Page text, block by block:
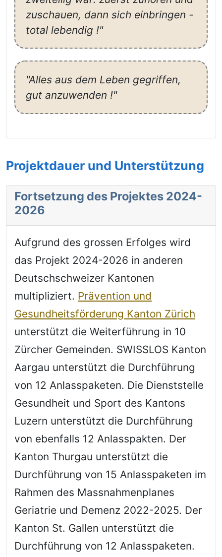
zuschauen, dann sich einbringen -
total lebendig !"
"Alles aus dem Leben gegriffen,
gut anzuwenden !"
Projektdauer und Unterstützung
Fortsetzung des Projektes 2024-
2026
Aufgrund des grossen Erfolges wird
das Projekt 2024-2026 in anderen
Deutschschweizer Kantonen
multipliziert. Prävention und
Gesundheitsförderung Kanton Zürich
unterstützt die Weiterführung in 10
Zürcher Gemeinden. SWISSLOS Kanton
Aargau unterstützt die Durchführung
von 12 Anlasspaketen. Die Dienststelle
Gesundheit und Sport des Kantons
Luzern unterstützt die Durchführung
von ebenfalls 12 Anlasspakten. Der
Kanton Thurgau unterstützt die
Durchführung von 15 Anlasspaketen im
Rahmen des Massnahmenplanes
Geriatrie und Demenz 2022-2025. Der
Kanton St. Gallen unterstützt die
Durchführung von 12 Anlasspaketen.